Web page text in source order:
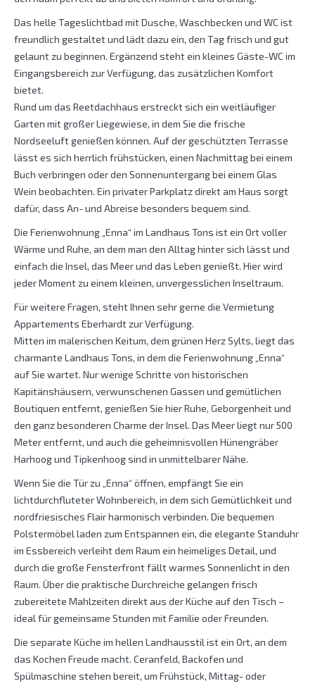
Das helle Tageslichtbad mit Dusche, Waschbecken und WC ist
freundlich gestaltet und lädt dazu ein, den Tag frisch und gut
gelaunt zu beginnen. Ergänzend steht ein kleines Gäste-WC im
Eingangsbereich zur Verfügung, das zusätzlichen Komfort
bietet.
Rund um das Reetdachhaus erstreckt sich ein weitläufiger
Garten mit großer Liegewiese, in dem Sie die frische
Nordseeluft genießen können. Auf der geschützten Terrasse
lässt es sich herrlich frühstücken, einen Nachmittag bei einem
Buch verbringen oder den Sonnenuntergang bei einem Glas
Wein beobachten. Ein privater Parkplatz direkt am Haus sorgt
dafür, dass An- und Abreise besonders bequem sind.
Die Ferienwohnung „Enna“ im Landhaus Tons ist ein Ort voller
Wärme und Ruhe, an dem man den Alltag hinter sich lässt und
einfach die Insel, das Meer und das Leben genießt. Hier wird
jeder Moment zu einem kleinen, unvergesslichen Inseltraum.
Für weitere Fragen, steht Ihnen sehr gerne die Vermietung
Appartements Eberhardt zur Verfügung.
Mitten im malerischen Keitum, dem grünen Herz Sylts, liegt das
charmante Landhaus Tons, in dem die Ferienwohnung „Enna“
auf Sie wartet. Nur wenige Schritte von historischen
Kapitänshäusern, verwunschenen Gassen und gemütlichen
Boutiquen entfernt, genießen Sie hier Ruhe, Geborgenheit und
den ganz besonderen Charme der Insel. Das Meer liegt nur 500
Meter entfernt, und auch die geheimnisvollen Hünengräber
Harhoog und Tipkenhoog sind in unmittelbarer Nähe.
Wenn Sie die Tür zu „Enna“ öffnen, empfängt Sie ein
lichtdurchfluteter Wohnbereich, in dem sich Gemütlichkeit und
nordfriesisches Flair harmonisch verbinden. Die bequemen
Polstermöbel laden zum Entspannen ein, die elegante Standuhr
im Essbereich verleiht dem Raum ein heimeliges Detail, und
durch die große Fensterfront fällt warmes Sonnenlicht in den
Raum. Über die praktische Durchreiche gelangen frisch
zubereitete Mahlzeiten direkt aus der Küche auf den Tisch –
ideal für gemeinsame Stunden mit Familie oder Freunden.
Die separate Küche im hellen Landhausstil ist ein Ort, an dem
das Kochen Freude macht. Ceranfeld, Backofen und
Spülmaschine stehen bereit, um Frühstück, Mittag- oder